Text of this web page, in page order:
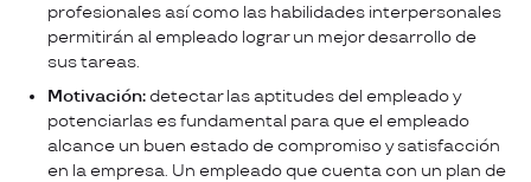
profesionales así como las habilidades interpersonales
permitirán al empleado lograr un mejor desarrollo de
sus tareas.
Motivación: detectar las aptitudes del empleado y
potenciarlas es fundamental para que el empleado
alcance un buen estado de compromiso y satisfacción
en la empresa. Un empleado que cuenta con un plan de